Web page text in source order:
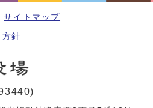
サイトマップ
針